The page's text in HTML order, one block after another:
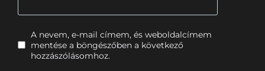
A nevem, e-mail címem, és weboldalcímem
mentése a böngészőben a következő
hozzászólásomhoz.